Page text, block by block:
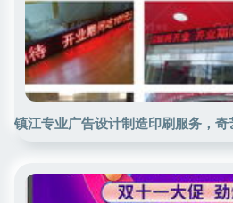
镇江专业广告设计制造印刷服务，